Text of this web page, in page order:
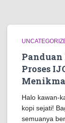
Proses
Halo kawan-
kopi sejati!
semuanya